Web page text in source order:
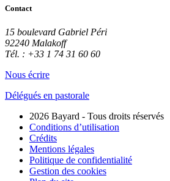
Contact
15 boulevard Gabriel Péri
92240 Malakoff
Tél. : +33 1 74 31 60 60
Nous écrire
Délégués en pastorale
2026 Bayard - Tous droits réservés
Conditions d’utilisation
Crédits
Mentions légales
Politique de confidentialité
Gestion des cookies